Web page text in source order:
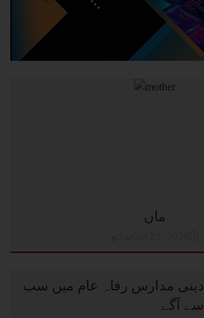
ماں
دینی مدارس رفاہ عام میں سب
سے آگے